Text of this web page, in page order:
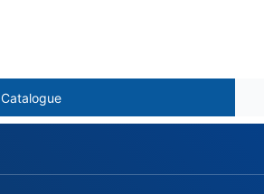
Catalogue